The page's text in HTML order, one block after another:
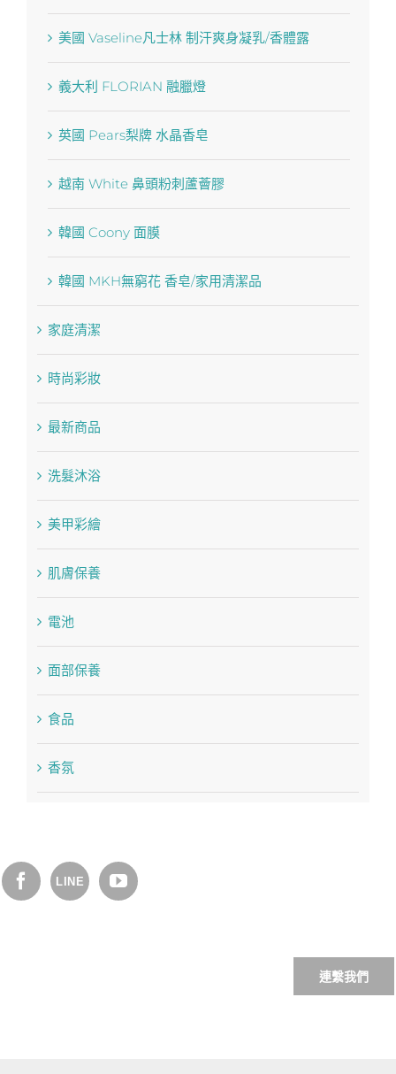
美國 Vaseline凡士林 制汗爽身凝乳/香體露
義大利 FLORIAN 融臘燈
英國 Pears梨牌 水晶香皂
越南 White 鼻頭粉刺蘆薈膠
韓國 Coony 面膜
韓國 MKH無窮花 香皂/家用清潔品
家庭清潔
時尚彩妝
最新商品
洗髮沐浴
美甲彩繪
肌膚保養
電池
面部保養
食品
香氛
連繫我們